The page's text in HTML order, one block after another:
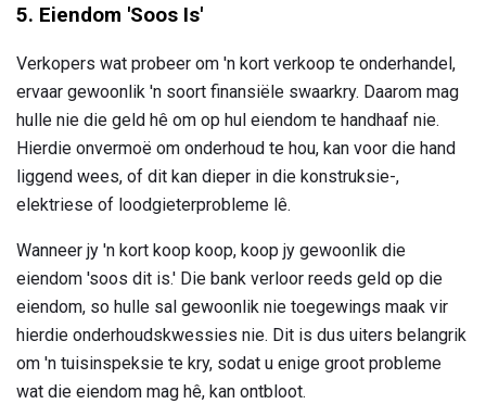
5. Eiendom 'Soos Is'
Verkopers wat probeer om 'n kort verkoop te onderhandel,
ervaar gewoonlik 'n soort finansiële swaarkry. Daarom mag
hulle nie die geld hê om op hul eiendom te handhaaf nie.
Hierdie onvermoë om onderhoud te hou, kan voor die hand
liggend wees, of dit kan dieper in die konstruksie-,
elektriese of loodgieterprobleme lê.
Wanneer jy 'n kort koop koop, koop jy gewoonlik die
eiendom 'soos dit is.' Die bank verloor reeds geld op die
eiendom, so hulle sal gewoonlik nie toegewings maak vir
hierdie onderhoudskwessies nie. Dit is dus uiters belangrik
om 'n tuisinspeksie te kry, sodat u enige groot probleme
wat die eiendom mag hê, kan ontbloot.